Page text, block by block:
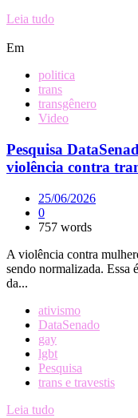
Leia tudo
Em
politica
trans
transgênero
Video
Pesquisa
violência contra
25/06/2026
0
757 words
A violência contra
sendo normalizada. Essa
da...
ativismo
DataSenado
gay
lgbt
Pesquisa
trans e travestis
Leia tudo